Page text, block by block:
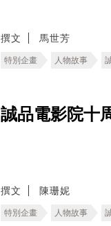
撰文 馬世芳
特別企畫 人物故事
誠品電影院十
撰文 陳珊妮
特別企畫 人物故事